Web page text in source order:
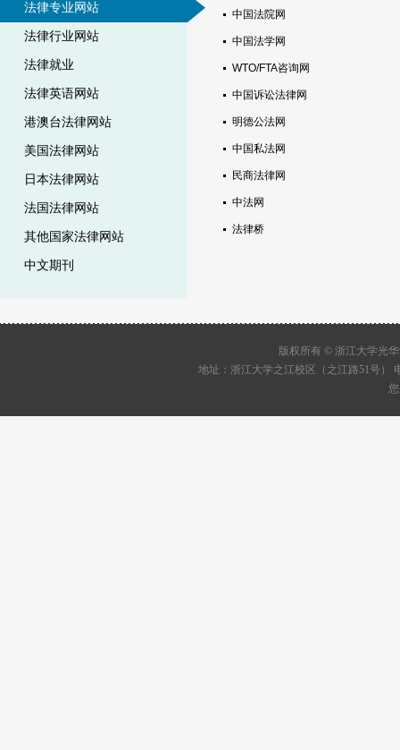
法律专业网站
法律行业网站
法律就业
法律英语网站
港澳台法律网站
美国法律网站
日本法律网站
法国法律网站
其他国家法律网站
中文期刊
中国法院网
中国法学网
WTO/FTA咨询网
中国诉讼法律网
明德公法网
中国私法网
民商法律网
中法网
法律桥
版权所有 © 浙江大学光
地址：浙江大学之江校区（之江路51号）